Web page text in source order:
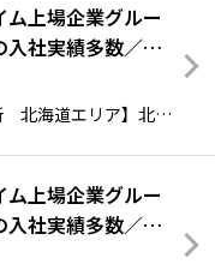
ム上場企業グルー
社実績多数／事
不要！！】
区 大通西4-6-8 住友成泉札幌大通ビル
ム上場企業グルー
社実績多数／事
不要！】